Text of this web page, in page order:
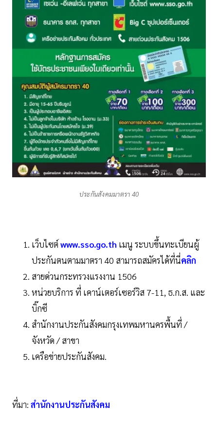
ประกันสังคมมาตรา 40
เว็บไซต์ www.sso.go.th เมนู ระบบขึ้นทะเบียนผู้
ประกันตนตามมาตรา 40 สามารถสมัครได้ที่นี่คลิก
สายด่วนกระทรวงแรงงาน 1506
หน่วยบริการ ที่ เคาน์เตอร์เซอร์วิส 7-11, ธ.ก.ส. และ
บิ๊กซี
สํานักงานประกันสังคมกรุงเทพมหานครพื้นที่ /
จังหวัด / สาขา
เครือข่ายประกันสังคม.
ที่มา: สำนักงานประกันสังคม